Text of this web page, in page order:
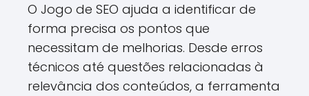
O Jogo de SEO ajuda a identificar de
forma precisa os pontos que
necessitam de melhorias. Desde erros
técnicos até questões relacionadas à
relevância dos conteúdos, a ferramenta